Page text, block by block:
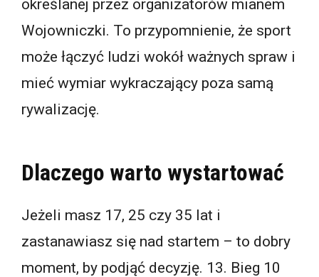
określanej przez organizatorów mianem
Wojowniczki. To przypomnienie, że sport
może łączyć ludzi wokół ważnych spraw i
mieć wymiar wykraczający poza samą
rywalizację.
Dlaczego warto wystartować
Jeżeli masz 17, 25 czy 35 lat i
zastanawiasz się nad startem – to dobry
moment, by podjąć decyzję. 13. Bieg 10